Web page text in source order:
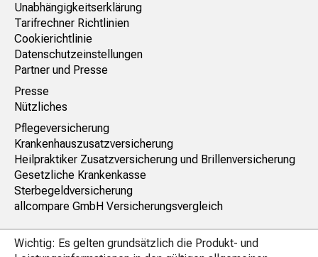
Unabhängigkeitserklärung
Tarifrechner Richtlinien
Cookierichtlinie
Datenschutzeinstellungen
Partner und Presse
Presse
Nützliches
Pflegeversicherung
Krankenhauszusatzversicherung
Heilpraktiker Zusatzversicherung und Brillenversicherung
Gesetzliche Krankenkasse
Sterbegeldversicherung
allcompare GmbH Versicherungsvergleich
Wichtig: Es gelten grundsätzlich die Produkt- und